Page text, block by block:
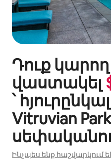
Դուք
վաստակել
՝
Vitruvian Park
Ինչպես ենք հաշվարկում